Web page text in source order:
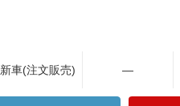
新車(注文販売) ―